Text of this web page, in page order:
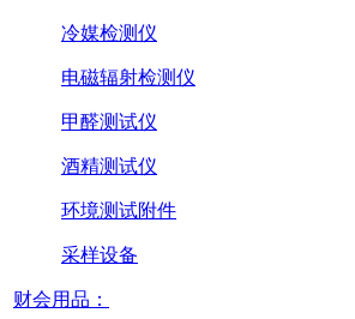
冷媒检测仪
电磁辐射检测仪
甲醛测试仪
酒精测试仪
环境测试附件
采样设备
财会用品：